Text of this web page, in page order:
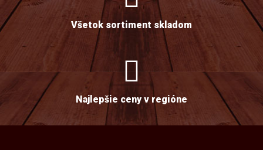
Všetok sortiment skladom
Najlepšie ceny v regióne